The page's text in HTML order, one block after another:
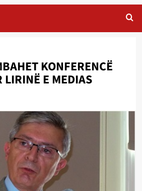
KONFERENCË
LIRINË E MEDIAS